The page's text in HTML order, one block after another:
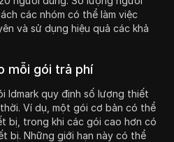
các nhóm có thể làm việc
và sử dụng hiệu quả các khả
mỗi gói trả phí
Idmark quy định số lượng thiết
Ví dụ, một gói cơ bản có thể
bị, trong khi các gói cao hơn có
bị. Những giới hạn này có thể